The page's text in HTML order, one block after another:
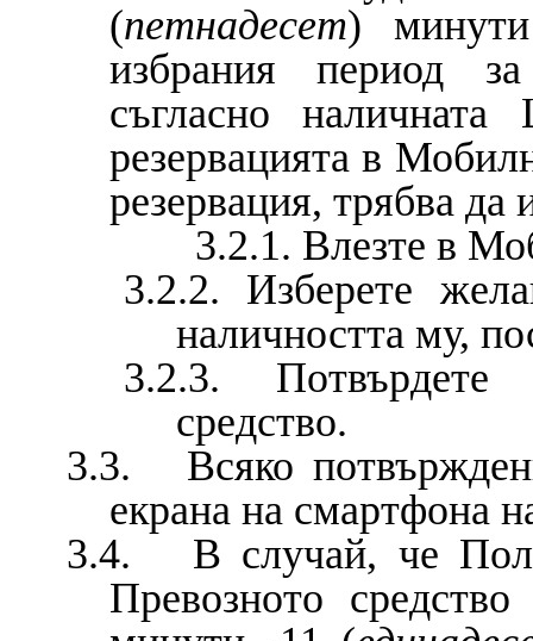
(петнадесет)
избрания период
съгласно
резервацията в
резервация, трябва да
3.2.1. Влезте в
3.2.2. Изберете
наличността му,
3.2.3. Потвърдете
средство.
3.3. Всяко
екрана на смартфона
3.4. В случай, че
Превозното